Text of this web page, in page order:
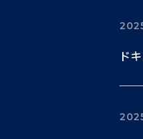
ド